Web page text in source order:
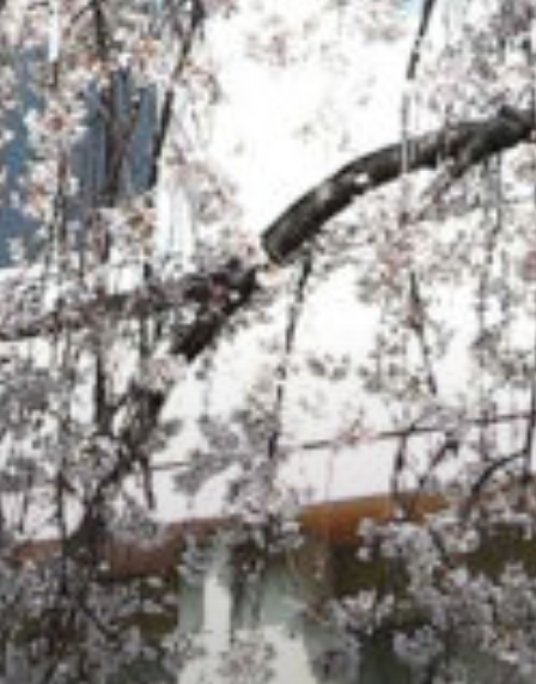
: Attempt to read property "cat_name" on null in